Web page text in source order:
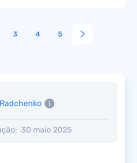
3 4 5
30 maio 2025